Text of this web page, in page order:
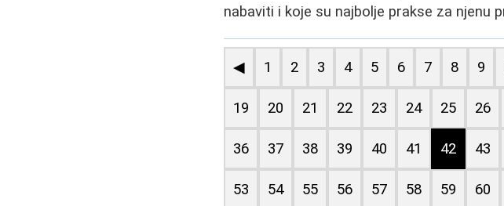
nabaviti i koje su najbolje prakse za njenu
◀ 1 2 3 4 5 6 7 8 9
19 20 21 22 23 24 25 26
36 37 38 39 40 41 42 43
53 54 55 56 57 58 59 60